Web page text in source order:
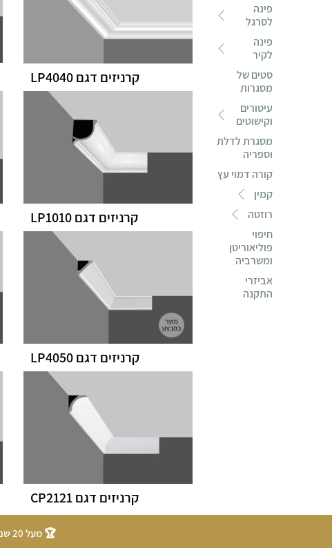
פינה
לסרגל
פינה
לקיר
סטים של
מסגרות
עיטורים
וקישוטים
מסגרת לדלת
וספריה
קורה דמוי עץ
קמין
רוזטה
חיפוי
פוליאוריטן
ומשרביה
אביזרי
התקנה
קרניזים דגם LP4040
קרניזים דגם LP1010
קרניזים דגם LP4050
קרניזים דגם CP2121
🏆 מעל 20 שנות ניסיון